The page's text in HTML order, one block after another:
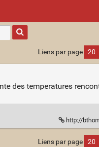
Type 1 or
more
characters
results.
Liens par page 20
des temperatures
http://
Liens par page 20